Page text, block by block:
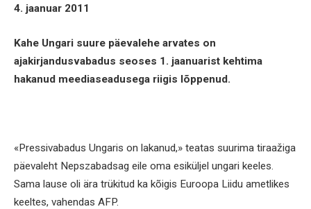
4. jaanuar 2011
Kahe Ungari suure päevalehe arvates on
ajakirjandusvabadus seoses 1. jaanuarist kehtima
hakanud meediaseadusega riigis lõppenud.
«Pressivabadus Ungaris on lakanud,» teatas suurima tiraažiga
päevaleht Nepszabadsag eile oma esiküljel ungari keeles.
Sama lause oli ära trükitud ka kõigis Euroopa Liidu ametlikes
keeltes, vahendas AFP.